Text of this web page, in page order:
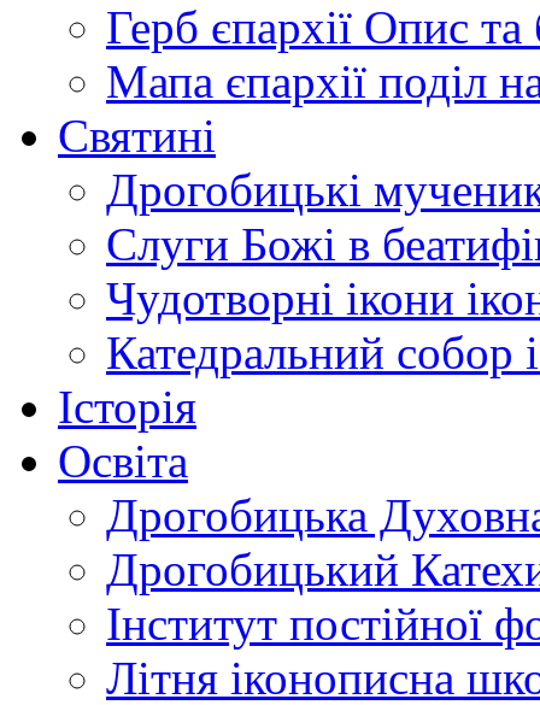
Герб єпархії Опис та
Мапа єпархії поділ
Святині
Дрогобицькі
Слуги Божі в
Чудотворні ікони
Катедральний собор
Історія
Освіта
Дрогобицька
Дрогобицький
Інститут постійної
Літня іконописна